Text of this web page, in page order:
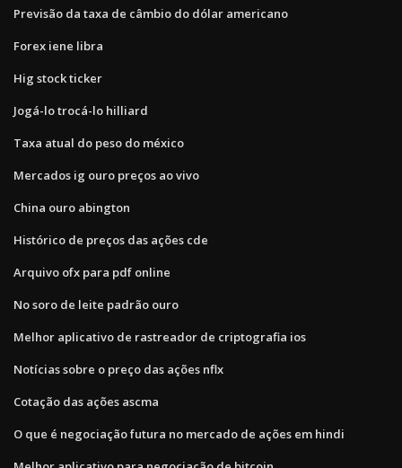
Previsão da taxa de câmbio do dólar americano
Forex iene libra
Hig stock ticker
Jogá-lo trocá-lo hilliard
Taxa atual do peso do méxico
Mercados ig ouro preços ao vivo
China ouro abington
Histórico de preços das ações cde
Arquivo ofx para pdf online
No soro de leite padrão ouro
Melhor aplicativo de rastreador de criptografia ios
Notícias sobre o preço das ações nflx
Cotação das ações ascma
O que é negociação futura no mercado de ações em hindi